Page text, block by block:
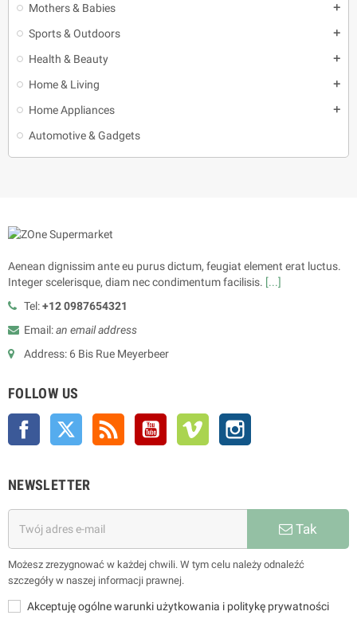
Mothers & Babies add
Sports & Outdoors add
Health & Beauty add
Home & Living add
Home Appliances add
Automotive & Gadgets
Aenean dignissim ante eu purus dictum, feugiat element erat luctus.
Integer scelerisque, diam nec condimentum facilisis. [...]
Tel:+12 0987654321
Email:an email address
Address: 6 Bis Rue Meyerbeer
FOLLOW US
Facebook Twitter Rss YouTube Vimeo
NEWSLETTER
Tak
Możesz zrezygnować w każdej chwili. W tym celu należy odnaleźć
szczegóły w naszej informacji prawnej.
Akceptuję ogólne warunki użytkowania i politykę prywatności